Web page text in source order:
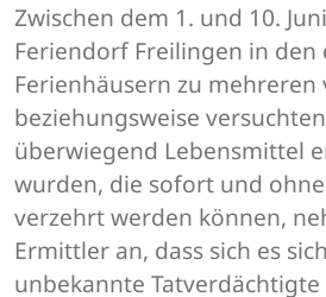
Zwischen dem 1. und 10.
Feriendorf Freilingen in
Ferienhäusern zu
beziehungsweise
überwiegend Lebensmittel
wurden, die sofort und
verzehrt werden können,
Ermittler an, dass sich es
unbekannte